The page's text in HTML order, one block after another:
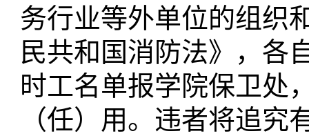
务行业等外单位的组织
民共和国消防法》，各
时工名单报学院保卫处
（任）用。违者将追